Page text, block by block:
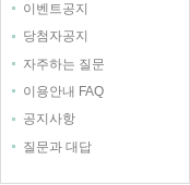
이벤트공지
당첨자공지
자주하는 질문
이용안내 FAQ
공지사항
질문과 대답